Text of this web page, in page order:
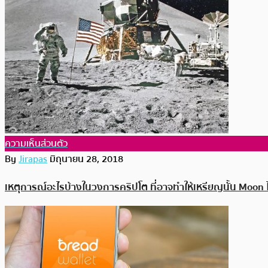
ความเห็นส่วนตัว
ByJirapasมิถุนายน 28, 2018
เหตุการณ์อะไรบ้างในวงการคริปโต ที่อาจทำให้เหรียญนั้น Moon